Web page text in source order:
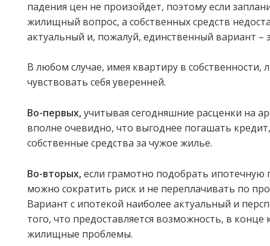
падения цен не произойдет, поэтому если
жилищный вопрос, а собственных средств
актуальный и, пожалуй, единственный вариант –
В любом случае, имея квартиру в собственности,
чувствовать себя уверенней.
Во-первых,учитывая сегодняшние расценки на
вполне очевидно, что выгоднее погашать
собственные средства за чужое жилье.
Во-вторых,если грамотно подобрать ипотечную
можно сократить риск и не переплачивать по
Вариант с ипотекой наиболее актуальный и
того, что предоставляется возможность, в
жилищные проблемы.